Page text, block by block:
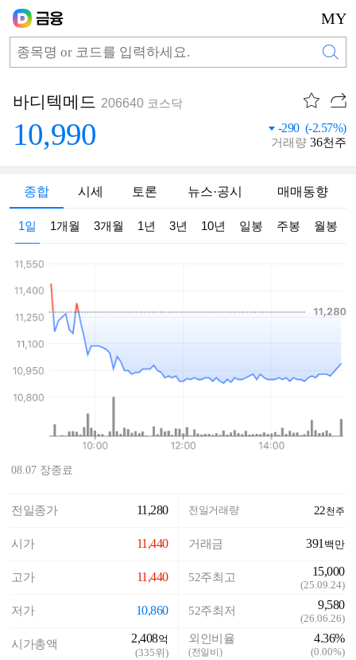
MY
바디텍메드 206640 코스닥
10,990 -290 (-2.57%)
거래량 36천주
종합 시세 토론 뉴스·공시 매매동향
1일 1개월 3개월 1년 3년 10년 일봉 주봉 월봉
08.07 장종료
전일종가 11,280
시가 11,440
고가 11,440
저가 10,860
시가총액 2,408억
(335위)
전일거래량 22천주
거래금 391 백만
52주최고 15,000
(25.09.24)
52주최저 9,580
(26.06.26)
외인비율
(전일비)
4.36%
(0.00%)